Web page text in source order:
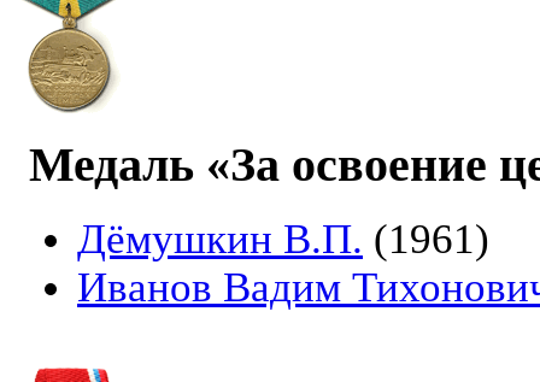
Медаль «За освоение
Дёмушкин В.П. (1961)
Иванов Вадим